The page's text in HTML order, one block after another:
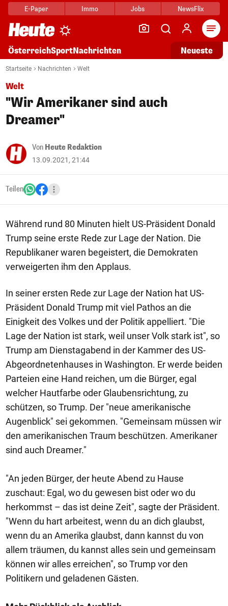
E-Paper Immo Jobs NewsFlix
ÖsterreichSportNachrichten Neueste
Startseite Nachrichten Welt
Welt
"Wir Amerikaner sind auch
Dreamer"
Von Heute Redaktion
13.09.2021, 21:44
Teilen
Während rund 80 Minuten hielt US-Präsident Donald
Trump seine erste Rede zur Lage der Nation. Die
Republikaner waren begeistert, die Demokraten
verweigerten ihm den Applaus.
In seiner ersten Rede zur Lage der Nation hat US-
Präsident Donald Trump mit viel Pathos an die
Einigkeit des Volkes und der Politik appelliert. "Die
Lage der Nation ist stark, weil unser Volk stark ist", so
Trump am Dienstagabend in der Kammer des US-
Abgeordnetenhauses in Washington. Er werde beiden
Parteien eine Hand reichen, um die Bürger, egal
welcher Hautfarbe oder Glaubensrichtung, zu
schützen, so Trump. Der "neue amerikanische
Augenblick" sei gekommen. "Gemeinsam müssen wir
den amerikanischen Traum beschützen. Amerikaner
sind auch Dreamer."
"An jeden Bürger, der heute Abend zu Hause
zuschaut: Egal, wo du gewesen bist oder wo du
herkommst – das ist deine Zeit", sagte der Präsident.
"Wenn du hart arbeitest, wenn du an dich glaubst,
wenn du an Amerika glaubst, dann kannst du von
allem träumen, du kannst alles sein und gemeinsam
können wir alles erreichen", so Trump vor den
Politikern und geladenen Gästen.